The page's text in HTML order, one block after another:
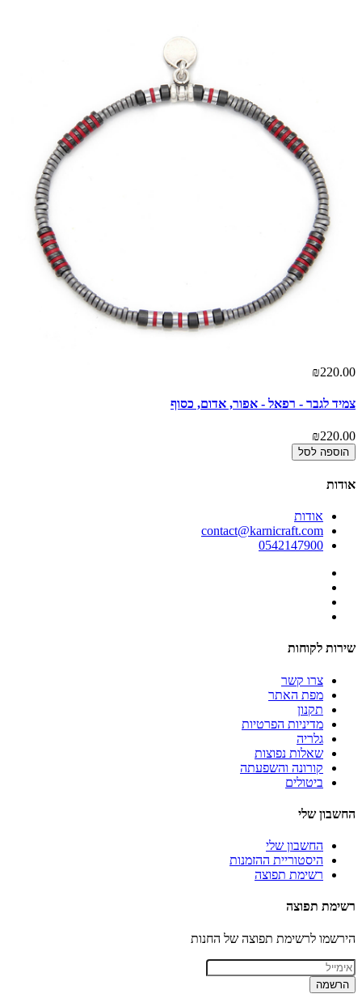
₪220.00
צמיד לגבר - רפאל - אפור, אדום, כסוף
₪220.00
הוספה לסל
אודות
אודות
contact@karnicraft.com
0542147900
שירות לקוחות
צרו קשר
מפת האתר
תקנון
מדיניות הפרטיות
גלריה
שאלות נפוצות
קורונה והשפעתה
ביטולים
החשבון שלי
החשבון שלי
היסטוריית ההזמנות
רשימת תפוצה
רשימת תפוצה
הירשמו לרשימת תפוצה של החנות
הרשמה